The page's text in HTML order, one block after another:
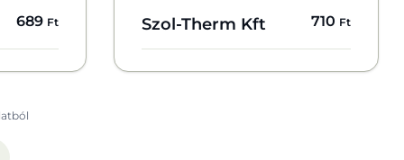
689 Ft Szol-Therm Kft 710 Ft